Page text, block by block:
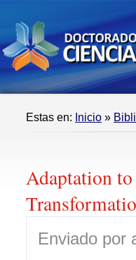
Estas en: Inicio »
Adaptation
Enviado por